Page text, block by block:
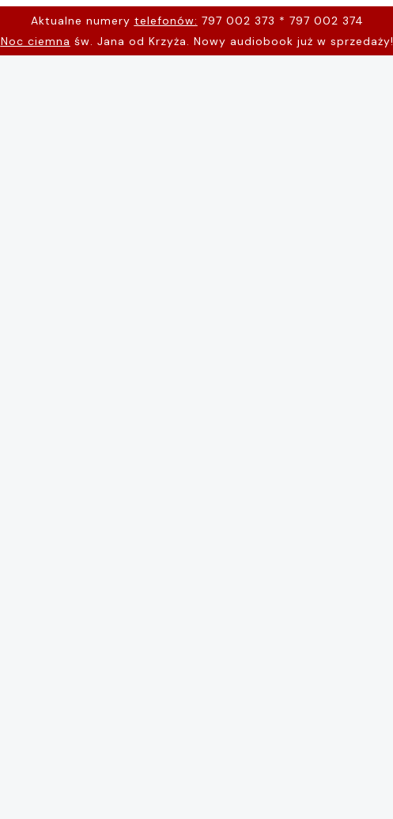
Aktualne numery telefonów: 797 002 373 * 797 002 374
Noc ciemna św. Jana od Krzyża. Nowy audiobook już w sprzedaży!